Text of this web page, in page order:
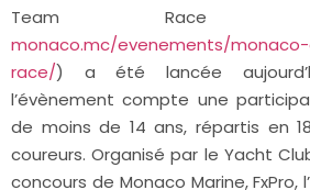
Team Race
monaco.mc/evenements/
race/) a été lancée
l’évènement compte une
de moins de 14 ans, répartis en
coureurs. Organisé par le Yacht
concours de Monaco Marine, FxPro,